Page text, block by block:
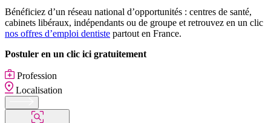
Bénéficiez d’un réseau national d’opportunités : centres de santé,
cabinets libéraux, indépendants ou de groupe et retrouvez en un clic
nos offres d’emploi dentiste partout en France.
Postuler en un clic ici gratuitement
Profession
Localisation